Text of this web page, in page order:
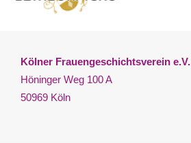
Kölner Frauengeschichtsverein e.V.
Höninger Weg 100 A
50969 Köln